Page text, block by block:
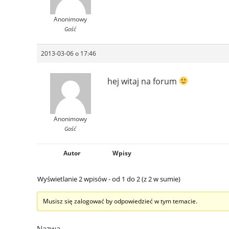
Anonimowy
Gość
2013-03-06 o 17:46
Anonimowy
Gość
hej witaj na forum
Autor Wpisy
Wyświetlanie 2 wpisów - od 1 do 2 (z 2 w sumie)
Musisz się zalogować by odpowiedzieć w tym temacie.